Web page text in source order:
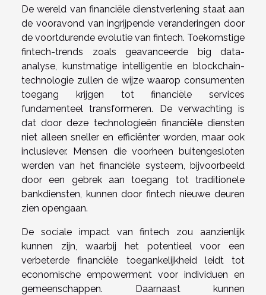
De wereld van financiële dienstverlening staat aan
de vooravond van ingrijpende veranderingen door
de voortdurende evolutie van fintech. Toekomstige
fintech-trends zoals geavanceerde big data-
analyse, kunstmatige intelligentie en blockchain-
technologie zullen de wijze waarop consumenten
toegang krijgen tot financiële services
fundamenteel transformeren. De verwachting is
dat door deze technologieën financiële diensten
niet alleen sneller en efficiënter worden, maar ook
inclusiever. Mensen die voorheen buitengesloten
werden van het financiële systeem, bijvoorbeeld
door een gebrek aan toegang tot traditionele
bankdiensten, kunnen door fintech nieuwe deuren
zien opengaan.
De sociale impact van fintech zou aanzienlijk
kunnen zijn, waarbij het potentieel voor een
verbeterde financiële toegankelijkheid leidt tot
economische empowerment voor individuen en
gemeenschappen. Daarnaast kunnen